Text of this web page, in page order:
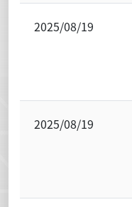
2025/08/19
2025/08/19